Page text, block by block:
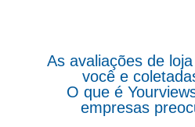
As avaliações de
você e
O que é
empresas